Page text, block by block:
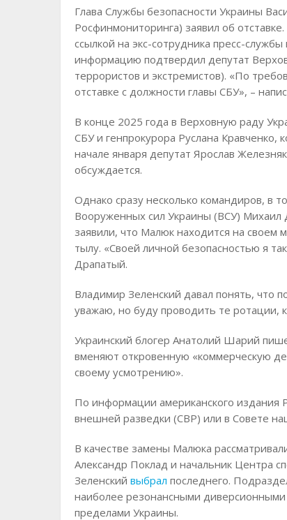
Глава Службы безопасности Украины
Росфинмониторинга) заявил об
ссылкой на экс-сотрудника пресс-
информацию подтвердил депутат
террористов и экстремистов). «По
отставке с должности главы СБУ», –
В конце 2025 года в Верховную раду
СБУ и генпрокурора Руслана
начале января депутат Ярослав
обсуждается.
Однако сразу несколько командиров,
Вооруженных сил Украины (ВСУ) Михаил
заявили, что Малюк находится на своем
тылу. «Своей личной безопасностью я
Драпатый.
Владимир Зеленский давал понять, что
уважаю, но буду проводить те ротации,
Украинский блогер Анатолий Шарий
вменяют откровенную «коммерческую
своему усмотрению».
По информации американского издания
внешней разведки (СВР) или в Совете
В качестве замены Малюка
Александр Поклад и начальник Центра
Зеленский выбрал последнего.
наиболее резонансными
пределами Украины.